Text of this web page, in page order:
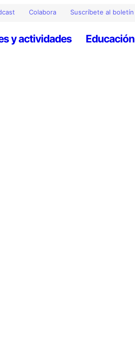
Colabora Suscríbete al boletín
y actividades Educación